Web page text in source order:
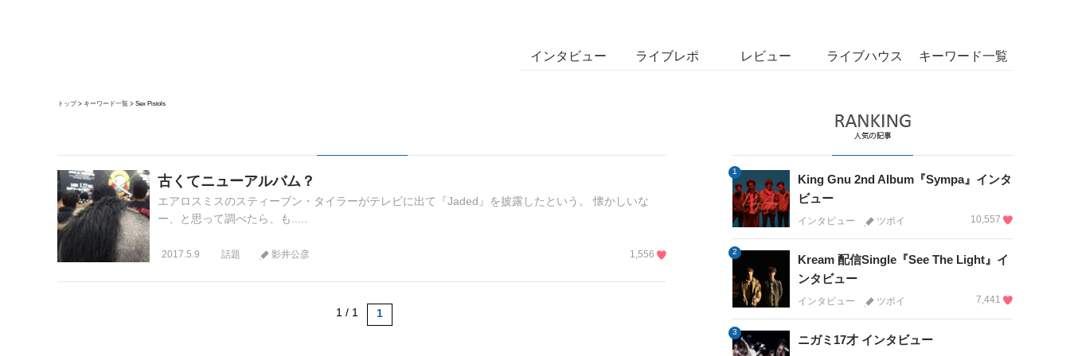
インタビュー ライブレポ レビュー ライブハウス キーワード一覧
トップ キーワード一覧 Sex Pistols
古くてニューアルバム？
エアロスミスのスティーブン・タイラーがテレビに出て『Jaded』を披露したという。 懐かしいな
ー、と思って調べたら、も.....
2017.5.9 話題 影井公彦 1,556
1 / 1 1
1
King Gnu 2nd Album『Sympa』インタ
ビュー
インタビュー ツボイ 10,557
2
Kream 配信Single『See The Light』イ
ンタビュー
インタビュー ツボイ 7,441
3
ニガミ17才 インタビュー